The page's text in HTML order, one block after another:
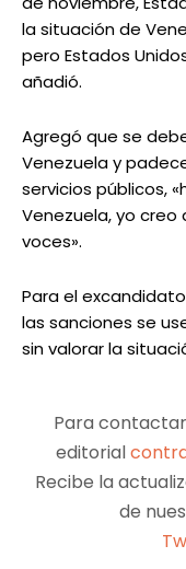
la situación de
pero Estados
añadió.
Agregó que se
Venezuela y
servicios públicos,
Venezuela, yo
voces».
Para el
las sanciones se
sin valorar la
Para
editorial
Recibe la
de